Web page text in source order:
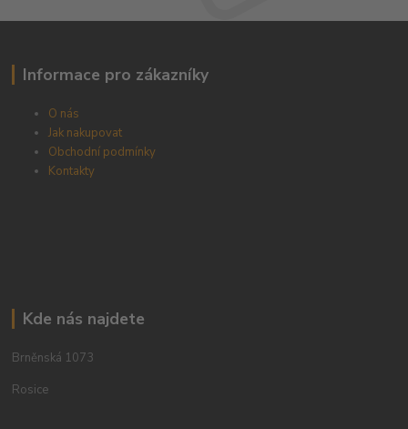
Informace pro zákazníky
O nás
Jak nakupovat
Obchodní podmínky
Kontakty
Kde nás najdete
Brněnská 1073
Rosice